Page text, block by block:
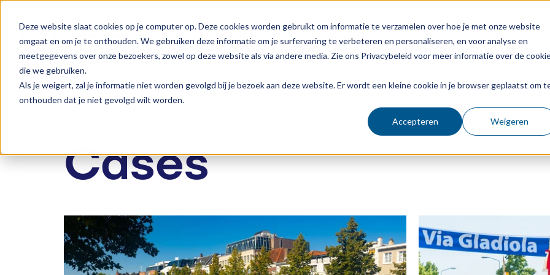
Deze website slaat cookies op je computer op. Deze cookies worden gebruikt om informatie te verzamelen over hoe je met onze website
omgaat en om je te onthouden. We gebruiken deze informatie om je surfervaring te verbeteren en personaliseren, en voor analyse en
meetgegevens over onze bezoekers, zowel op deze website als via andere media. Zie ons Privacybeleid voor meer informatie over de
die we gebruiken.
Als je weigert, zal je informatie niet worden gevolgd bij je bezoek aan deze website. Er wordt een kleine cookie in je browser geplaatst om
onthouden dat je niet gevolgd wilt worden.
Accepteren Weigeren
Cases